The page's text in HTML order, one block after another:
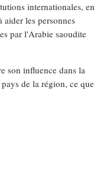
internationales, en
les personnes
par l'Arabie saoudite
son influence dans la
de la région, ce que